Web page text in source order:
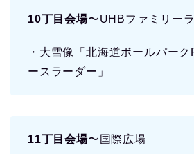
10丁目会場〜UHBファミリー
・大雪像「北海道ボールパー
ースラーダー」
11丁目会場〜国際広場